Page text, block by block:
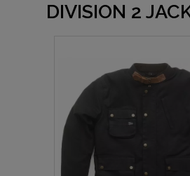
DIVISION 2